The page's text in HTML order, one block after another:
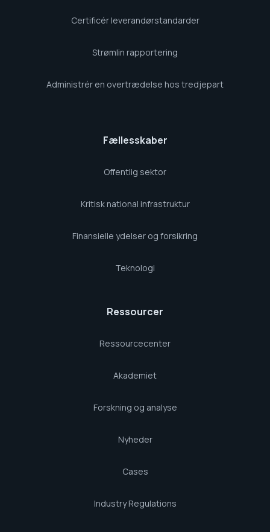
Certificér leverandørstandarder
Strømlin rapportering
Administrér en overtrædelse hos tredjepart
Fællesskaber
Offentlig sektor
Kritisk national infrastruktur
Finansielle ydelser og forsikring
Teknologi
Ressourcer
Ressourcecenter
Akademiet
Forskning og analyse
Nyheder
Cases
Industry Regulations